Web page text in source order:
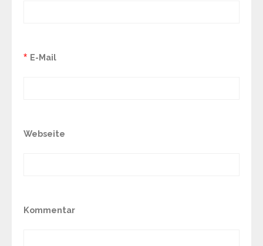
E-Mail
*
Webseite
Kommentar